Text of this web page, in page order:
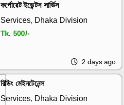
কর্পোরেট ইভেন্টস সার্ভিস
Services, Dhaka Division
Tk. 500/-
2 days ago
বিল্ডিং মেইনটেনেন্স
Services, Dhaka Division